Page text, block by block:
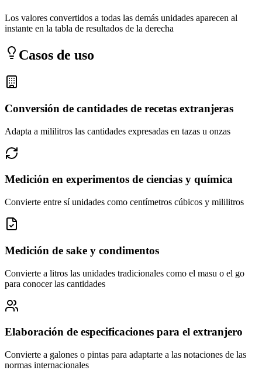
Los valores convertidos a todas las demás unidades aparecen al
instante en la tabla de resultados de la derecha
Casos de uso
Conversión de cantidades de recetas extranjeras
Adapta a mililitros las cantidades expresadas en tazas u onzas
Medición en experimentos de ciencias y química
Convierte entre sí unidades como centímetros cúbicos y mililitros
Medición de sake y condimentos
Convierte a litros las unidades tradicionales como el masu o el go
para conocer las cantidades
Elaboración de especificaciones para el extranjero
Convierte a galones o pintas para adaptarte a las notaciones de las
normas internacionales